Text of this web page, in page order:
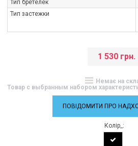
Тип бретелек
Тип застежки
1 530 грн.
Немає на
Товар с выбранным набором
ПОВІДОМИТИ ПРО
Колір_: